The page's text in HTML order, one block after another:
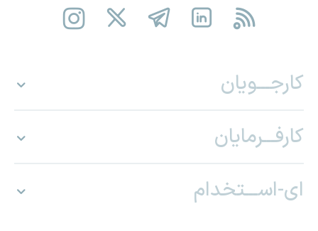
کارجـــویان
کارفـــرمایان
ای-اســـتخدام